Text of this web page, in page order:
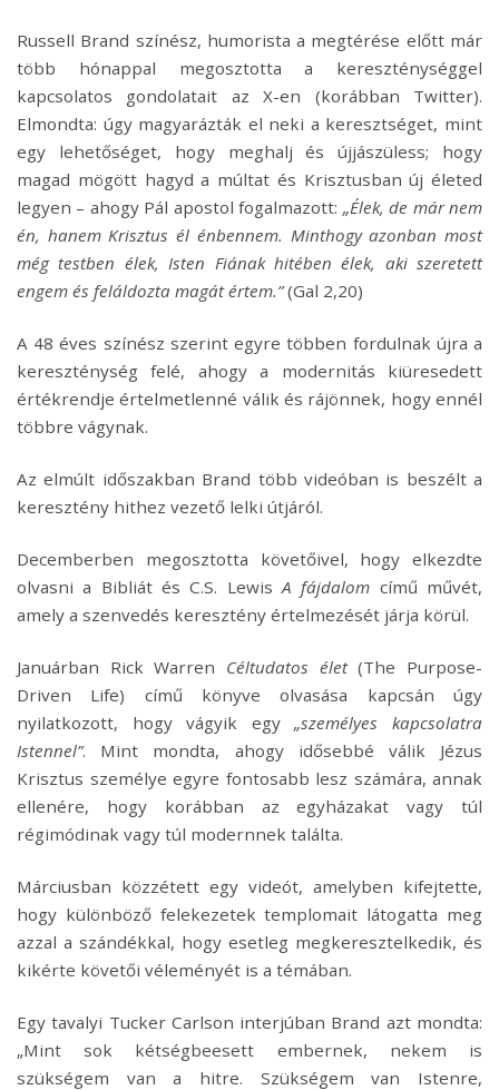
Russell Brand színész, humorista a megtérése előtt már
több hónappal megosztotta a kereszténységgel
kapcsolatos gondolatait az X-en (korábban Twitter).
Elmondta: úgy magyarázták el neki a keresztséget, mint
egy lehetőséget, hogy meghalj és újjászüless; hogy
magad mögött hagyd a múltat és Krisztusban új életed
legyen – ahogy Pál apostol fogalmazott: „Élek, de már nem
én, hanem Krisztus él énbennem. Minthogy azonban most
még testben élek, Isten Fiának hitében élek, aki szeretett
engem és feláldozta magát értem.”(Gal 2,20)
A 48 éves színész szerint egyre többen fordulnak újra a
kereszténység felé, ahogy a modernitás kiüresedett
értékrendje értelmetlenné válik és rájönnek, hogy ennél
többre vágynak.
Az elmúlt időszakban Brand több videóban is beszélt a
keresztény hithez vezető lelki útjáról.
Decemberben megosztotta követőivel, hogy elkezdte
olvasni a Bibliát és C.S. Lewis A fájdalom című művét,
amely a szenvedés keresztény értelmezését járja körül.
Januárban Rick Warren Céltudatos élet(The Purpose-
Driven Life) című könyve olvasása kapcsán úgy
nyilatkozott, hogy vágyik egy„személyes kapcsolatra
Istennel”. Mint mondta, ahogy idősebbé válik Jézus
Krisztus személye egyre fontosabb lesz számára, annak
ellenére, hogy korábban az egyházakat vagy túl
régimódinak vagy túl modernnek találta.
Márciusban közzétett egy videót, amelyben kifejtette,
hogy különböző felekezetek templomait látogatta meg
azzal a szándékkal, hogy esetleg megkeresztelkedik, és
kikérte követői véleményét is a témában.
Egy tavalyi Tucker Carlson interjúban Brand azt mondta:
„Mint sok kétségbeesett embernek, nekem is
szükségem van a hitre. Szükségem van Istenre,